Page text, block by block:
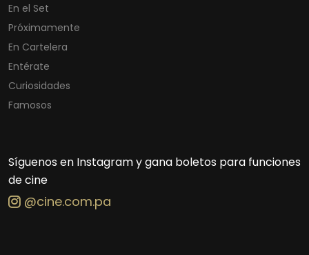
En el Set
Próximamente
En Cartelera
Entérate
Curiosidades
Famosos
Síguenos en Instagram y gana boletos para funciones
de cine
@cine.com.pa